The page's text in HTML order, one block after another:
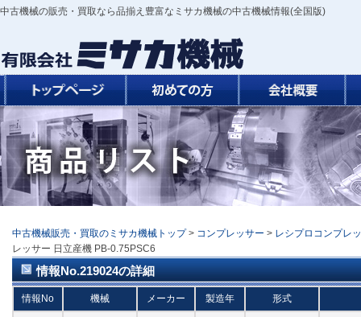
中古機械の販売・買取なら品揃え豊富なミサカ機械の中古機械情報(全国版)
中古機械販売・買取のミサカ機械トップ > コンプレッサー > レシプロコンプレ
レッサー 日立産機 PB-0.75PSC6
情報No.219024の詳細
情報No 機械 メーカー 製造年 形式